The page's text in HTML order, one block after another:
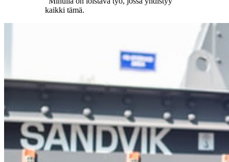
kaikki tämä.